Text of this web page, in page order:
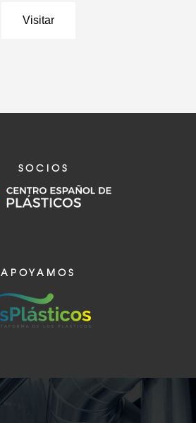
Visitar
SOCIOS
APOYAMOS